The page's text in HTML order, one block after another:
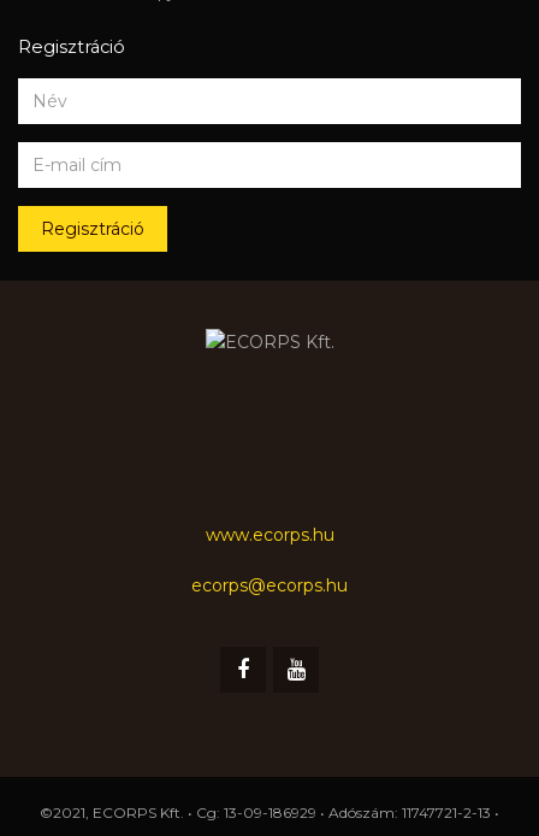
Regisztráció
Regisztráció
www.ecorps.hu
ecorps@ecorps.hu
©2021, ECORPS Kft. • Cg: 13-09-186929 • Adószám: 11747721-2-13 •